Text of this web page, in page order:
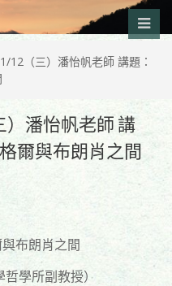
12（三）潘怡帆老師 講題：
）潘怡帆老師 講
爾與布朗肖之間
布朗肖之間
學所副教授）